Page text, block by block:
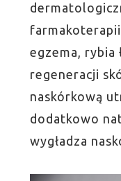
egzema, rybia
regeneracji
naskórkową
dodatkowo
wygładza